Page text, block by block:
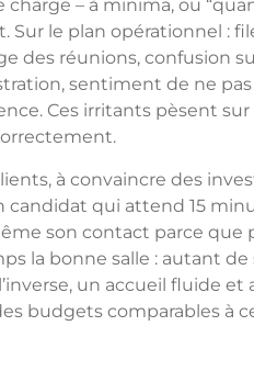
– à minima, ou
Sur le plan opérationnel :
des réunions, confusion
sentiment de ne
Ces irritants pèsent
à convaincre des
qui attend 15
son contact parce que
la bonne salle : autant de
un accueil fluide
budgets comparables à